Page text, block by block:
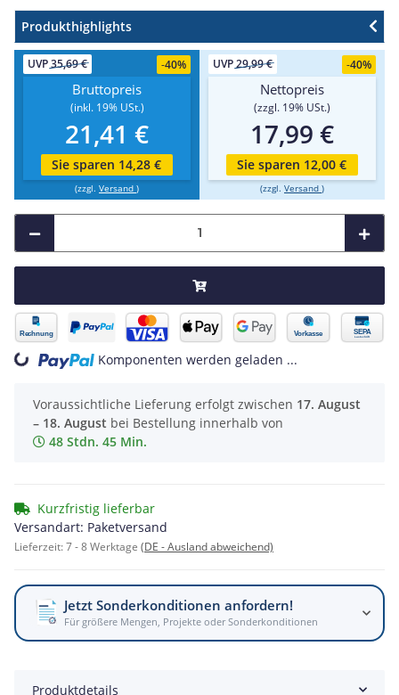
Produkthighlights
UVP35,69 € -40%
Bruttopreis
(inkl. 19% USt.)
21,41 €
Sie sparen 14,28 €
(zzgl. Versand )
UVP29,99 € -40%
Nettopreis
(zzgl. 19% USt.)
17,99 €
Sie sparen 12,00 €
(zzgl. Versand )
Komponenten werden geladen ...
Voraussichtliche Lieferung erfolgt zwischen 17. August
– 18. August bei Bestellung innerhalb von
48 Stdn. 45 Min.
Kurzfristig lieferbar
Versandart: Paketversand
Lieferzeit:7 - 8 Werktage (DE - Ausland abweichend)
Jetzt Sonderkonditionen anfordern!
Für größere Mengen, Projekte oder Sonderkonditionen
Produktdetails